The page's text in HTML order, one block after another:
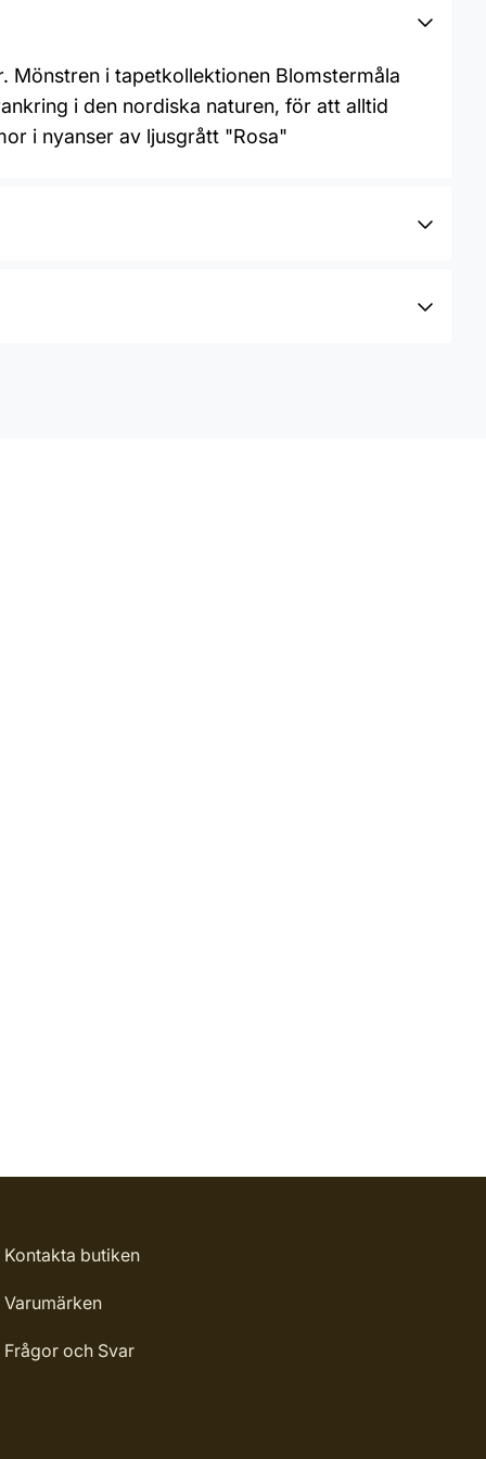
Mönstren i tapetkollektionen Blomstermåla
i den nordiska naturen, för att alltid
i nyanser av ljusgrått "Rosa"
Kontakta butiken
Varumärken
Frågor och Svar